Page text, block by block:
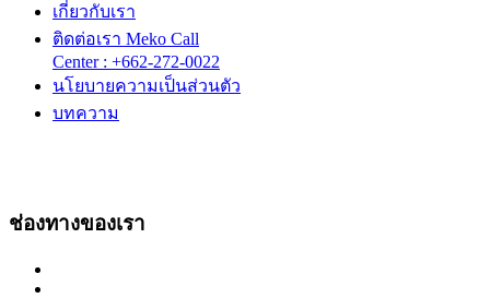
เกี่ยวกับเรา
ติดต่อเรา Meko Call
Center : +662-272-0022
นโยบายความเป็นส่วนตัว
บทความ
ช่องทางของเรา